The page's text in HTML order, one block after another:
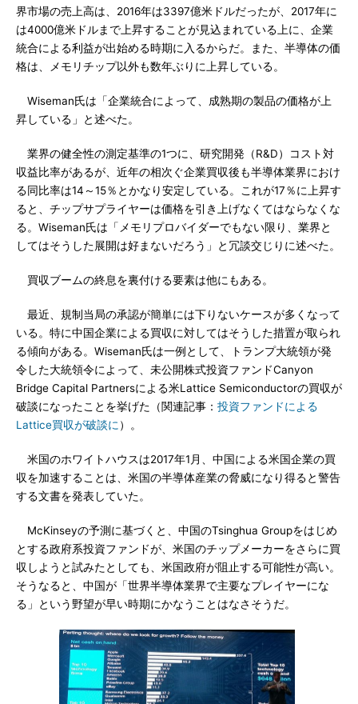
界市場の売上高は、2016年は3397億米ドルだったが、2017年に
は4000億米ドルまで上昇することが見込まれている上に、企業
統合による利益が出始める時期に入るからだ。また、半導体の価
格は、メモリチップ以外も数年ぶりに上昇している。
Wiseman氏は「企業統合によって、成熟期の製品の価格が上
昇している」と述べた。
業界の健全性の測定基準の1つに、研究開発（R&D）コスト対
収益比率があるが、近年の相次ぐ企業買収後も半導体業界におけ
る同比率は14～15％とかなり安定している。これが17％に上昇す
ると、チップサプライヤーは価格を引き上げなくてはならなくな
る。Wiseman氏は「メモリプロバイダーでもない限り、業界と
してはそうした展開は好まないだろう」と冗談交じりに述べた。
買収ブームの終息を裏付ける要素は他にもある。
最近、規制当局の承認が簡単には下りないケースが多くなって
いる。特に中国企業による買収に対してはそうした措置が取られ
る傾向がある。Wiseman氏は一例として、トランプ大統領が発
令した大統領令によって、未公開株式投資ファンドCanyon
Bridge Capital Partnersによる米Lattice Semiconductorの買収が
破談になったことを挙げた（関連記事： 投資ファンドによる
Lattice買収が破談に ）。
米国のホワイトハウスは2017年1月、中国による米国企業の買
収を加速することは、米国の半導体産業の脅威になり得ると警告
する文書を発表していた。
McKinseyの予測に基づくと、中国のTsinghua Groupをはじめ
とする政府系投資ファンドが、米国のチップメーカーをさらに買
収しようと試みたとしても、米国政府が阻止する可能性が高い。
そうなると、中国が「世界半導体業界で主要なプレイヤーにな
る」という野望が早い時期にかなうことはなさそうだ。